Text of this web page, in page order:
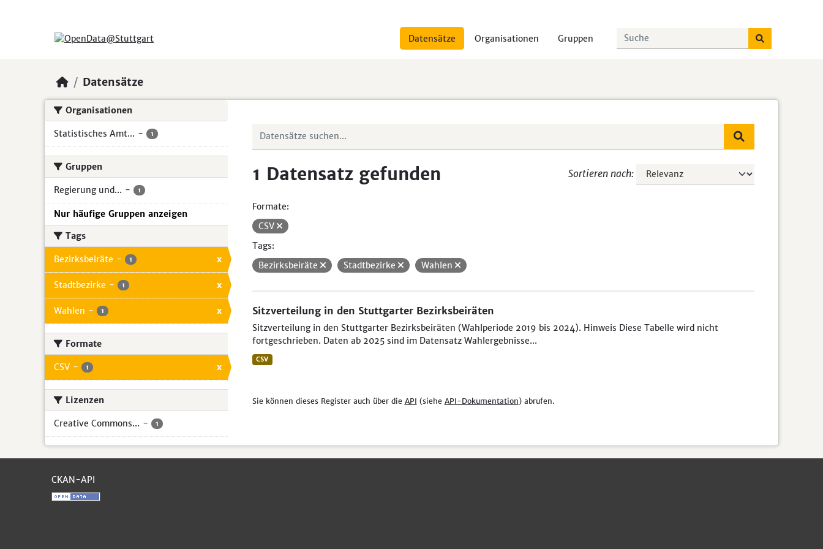
Datensätze Organisationen Gruppen
Datensätze
Organisationen
Statistisches Amt... - 1
Gruppen
Regierung und... - 1
Nur häufige Gruppen anzeigen
Tags
Bezirksbeiräte - 1 x
Stadtbezirke - 1 x
Wahlen - 1 x
Formate
CSV - 1 x
Lizenzen
Creative Commons... - 1
Sortieren nach
1 Datensatz gefunden
Formate:
CSV
Tags:
Bezirksbeiräte
Stadtbezirke Wahlen
Sitzverteilung in den Stuttgarter Bezirksbeiräten
Sitzverteilung in den Stuttgarter Bezirksbeiräten (Wahlperiode 2019 bis 2024). Hinweis Diese Tabelle wird nicht
fortgeschrieben. Daten ab 2025 sind im Datensatz Wahlergebnisse...
CSV
Sie können dieses Register auch über die API (siehe API-Dokumentation) abrufen.
CKAN-API